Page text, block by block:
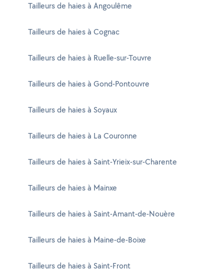
Tailleurs de haies à Angoulême
Tailleurs de haies à Cognac
Tailleurs de haies à Ruelle-sur-Touvre
Tailleurs de haies à Gond-Pontouvre
Tailleurs de haies à Soyaux
Tailleurs de haies à La Couronne
Tailleurs de haies à Saint-Yrieix-sur-Charente
Tailleurs de haies à Mainxe
Tailleurs de haies à Saint-Amant-de-Nouère
Tailleurs de haies à Maine-de-Boixe
Tailleurs de haies à Saint-Front